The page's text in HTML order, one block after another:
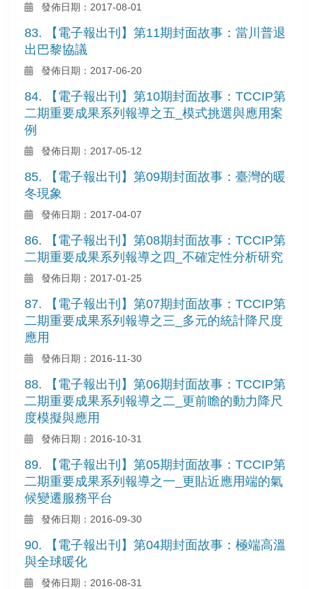
發佈日期：2017-08-01
83. 【電子報出刊】第11期封面故事：當川普退
出巴黎協議
發佈日期：2017-06-20
84. 【電子報出刊】第10期封面故事：TCCIP第
二期重要成果系列報導之五_模式挑選與應用案
例
發佈日期：2017-05-12
85. 【電子報出刊】第09期封面故事：臺灣的暖
冬現象
發佈日期：2017-04-07
86. 【電子報出刊】第08期封面故事：TCCIP第
二期重要成果系列報導之四_不確定性分析研究
發佈日期：2017-01-25
87. 【電子報出刊】第07期封面故事：TCCIP第
二期重要成果系列報導之三_多元的統計降尺度
應用
發佈日期：2016-11-30
88. 【電子報出刊】第06期封面故事：TCCIP第
二期重要成果系列報導之二_更前瞻的動力降尺
度模擬與應用
發佈日期：2016-10-31
89. 【電子報出刊】第05期封面故事：TCCIP第
二期重要成果系列報導之一_更貼近應用端的氣
候變遷服務平台
發佈日期：2016-09-30
90. 【電子報出刊】第04期封面故事：極端高溫
與全球暖化
發佈日期：2016-08-31